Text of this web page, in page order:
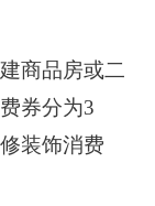
商品房或二
券分为3
装饰消费